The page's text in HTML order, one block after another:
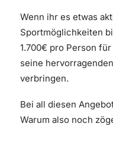
Wenn ihr es etwas
Sportmöglichkeiten
1.700€ pro Person
seine
verbringen.
Bei all diesen
Warum also noch